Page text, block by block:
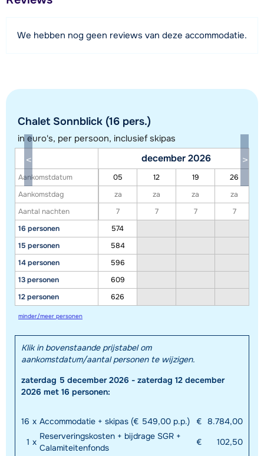
150 meter
3 kilometer
Afstand tot skibushalte
Deze kaart geeft een indicatie van de ligging van onze accommodaties. De
We hebben nog geen reviews van deze accommodatie.
Chalet Sonnblick (16 pers.)
in euro's, per persoon, inclusief skipas
Aankomstdatum
Aankomstdag
Aantal nachten
16 personen
15 personen
14 personen
13 personen
12 personen
december 2026
05 12 19
26
za
za za
za
7
7 7
7
574
584
596
609
626
minder/meer personen
Klik in bovenstaande prijstabel om
aankomstdatum/aantal personen te wijzigen.
zaterdag 5 december 2026 - zaterdag 12 december
2026 met 16 personen:
16 x Accommodatie + skipas (€ 549,00 p.p.) € 8.784,00
1 x
Reserveringskosten + bijdrage SGR +
Calamiteitenfonds
€ 102,50